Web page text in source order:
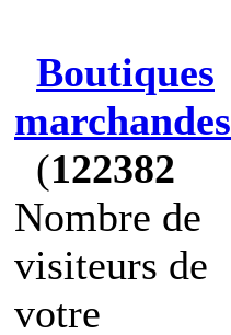
Boutiques
marchandes
(122382
Nombre de
visiteurs de
votre